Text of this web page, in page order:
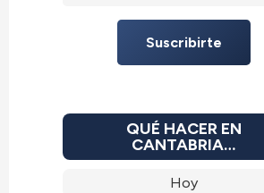
Suscribirte
QUÉ HACER EN
CANTABRIA…
Hoy